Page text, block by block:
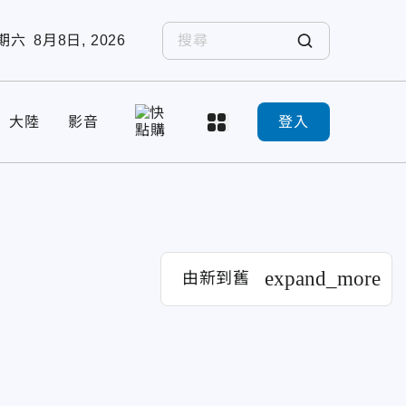
六 8月8日, 2026
大陸 影音 登入
由新到舊 expand_more